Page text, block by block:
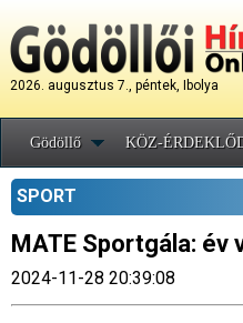
2026. augusztus 7., péntek, Ibolya
Gödöllő KÖZ-
SPORT
MATE Sportgála:
2024-11-28 20:39:08